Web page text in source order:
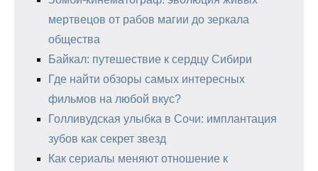
мертвецов от рабов магии до зеркала
общества
Байкал: путешествие к сердцу Сибири
Где найти обзоры самых интересных
фильмов на любой вкус?
Голливудская улыбка в Сочи: имплантация
зубов как секрет звезд
Как сериалы меняют отношение к